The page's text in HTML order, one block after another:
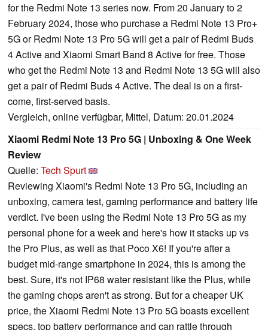
for the Redmi Note 13 series now. From 20 January to 2
February 2024, those who purchase a Redmi Note 13 Pro+
5G or Redmi Note 13 Pro 5G will get a pair of Redmi Buds
4 Active and Xiaomi Smart Band 8 Active for free. Those
who get the Redmi Note 13 and Redmi Note 13 5G will also
get a pair of Redmi Buds 4 Active. The deal is on a first-
come, first-served basis.
Vergleich, online verfügbar, Mittel, Datum: 20.01.2024
Xiaomi Redmi Note 13 Pro 5G | Unboxing & One Week
Review
Quelle: Tech Spurt
Reviewing Xiaomi's Redmi Note 13 Pro 5G, including an
unboxing, camera test, gaming performance and battery life
verdict. I've been using the Redmi Note 13 Pro 5G as my
personal phone for a week and here's how it stacks up vs
the Pro Plus, as well as that Poco X6! If you're after a
budget mid-range smartphone in 2024, this is among the
best. Sure, it's not IP68 water resistant like the Plus, while
the gaming chops aren't as strong. But for a cheaper UK
price, the Xiaomi Redmi Note 13 Pro 5G boasts excellent
specs, top battery performance and can rattle through